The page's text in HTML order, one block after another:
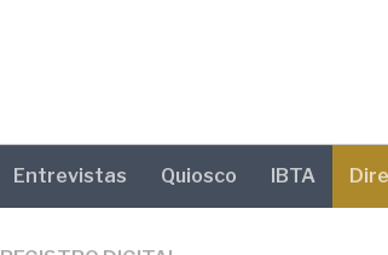
Entrevistas Quiosco IBTA